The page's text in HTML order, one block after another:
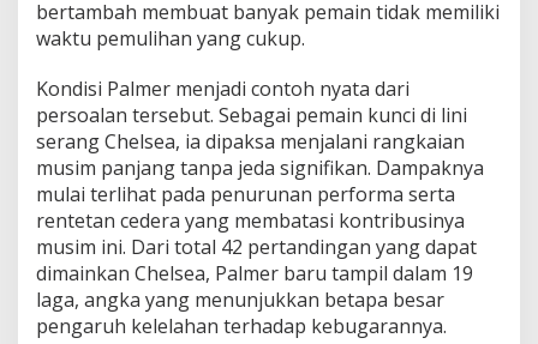
bertambah membuat banyak pemain tidak memiliki
waktu pemulihan yang cukup.
Kondisi Palmer menjadi contoh nyata dari
persoalan tersebut. Sebagai pemain kunci di lini
serang Chelsea, ia dipaksa menjalani rangkaian
musim panjang tanpa jeda signifikan. Dampaknya
mulai terlihat pada penurunan performa serta
rentetan cedera yang membatasi kontribusinya
musim ini. Dari total 42 pertandingan yang dapat
dimainkan Chelsea, Palmer baru tampil dalam 19
laga, angka yang menunjukkan betapa besar
pengaruh kelelahan terhadap kebugarannya.